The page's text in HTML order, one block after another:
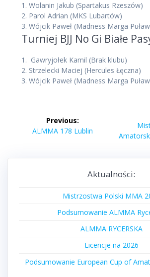
1. Wolanin Jakub (Spartakus Rzeszów)
2. Parol Adrian (MKS Lubartów)
3. Wójcik Paweł (Madness Marga
Turniej BJJ No Gi Białe
1. Gawryjołek Kamil (Brak klubu)
2. Strzelecki Maciej (Hercules Łęczna)
3. Wójcik Paweł (Madness Marga
wpisuPrevious:
Previous
ALMMA 178 Lublin
Aktualności:
Mistrzostwa Polski MMA
Podsumowanie ALMMA
ALMMA RYCERSKA
Licencje na 2026
Podsumowanie European Cup of